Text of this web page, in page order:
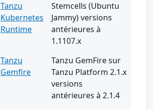
Tanzu
Kubernetes
Runtime
Stemcells (Ubuntu
Jammy) versions
antérieures à
1.1107.x
Tanzu
Gemfire
Tanzu GemFire sur
Tanzu Platform 2.1.x
versions
antérieures à 2.1.4